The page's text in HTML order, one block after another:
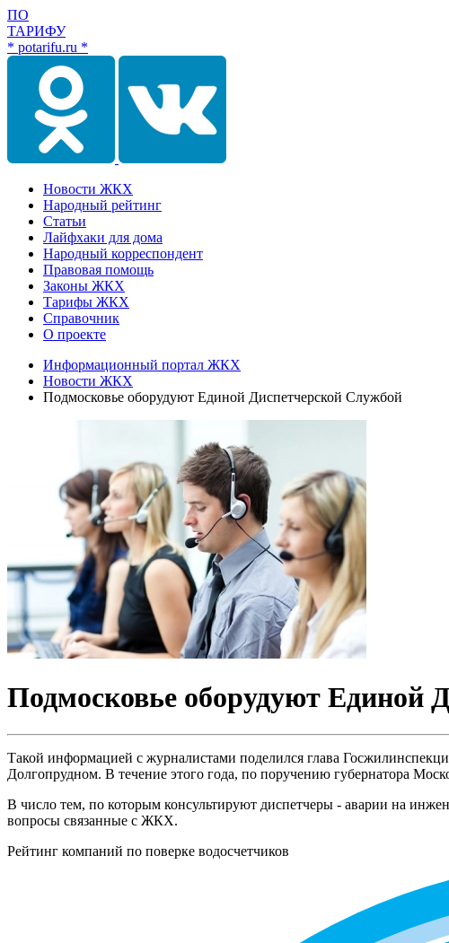
ПО
ТАРИФУ
* potarifu.ru *
Новости ЖКХ
Народный рейтинг
Статьи
Лайфхаки для дома
Народный корреспондент
Правовая помощь
Законы ЖКХ
Тарифы ЖКХ
Справочник
О проекте
Информационный портал ЖКХ
Новости ЖКХ
Подмосковье оборудуют Единой Диспетчерской Службой
Подмосковье оборудуют Единой
Такой информацией с журналистами поделился глава
Долгопрудном. В течение этого года, по поручению губернатора
В число тем, по которым консультируют диспетчеры - аварии на
вопросы связанные с ЖКХ.
Рейтинг компаний по поверке водосчетчиков